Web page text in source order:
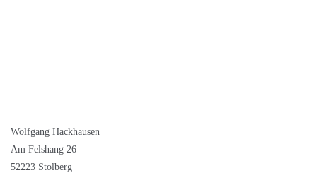
Wolfgang Hackhausen
Am Felshang 26
52223 Stolberg